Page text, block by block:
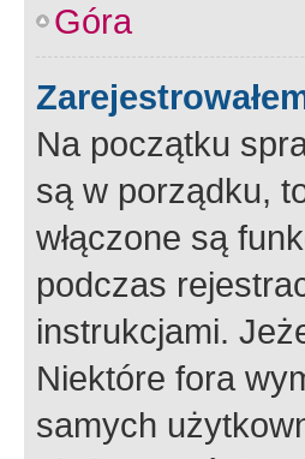
Góra
Na początku
są w porządku,
włączone są
podczas
instrukcjami.
Niektóre fora
samych